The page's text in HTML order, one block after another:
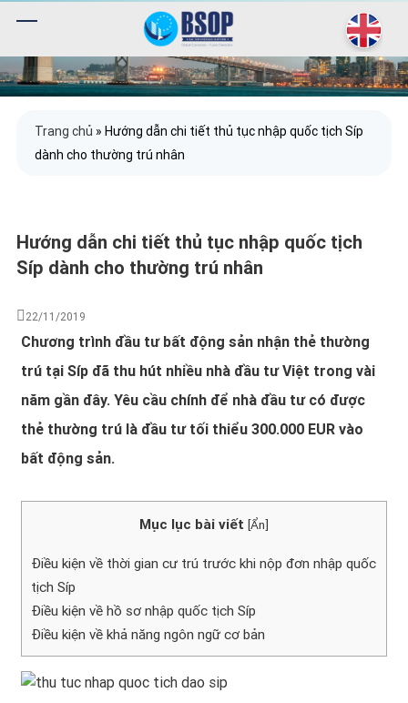
Trang chủ » Hướng dẫn chi tiết thủ tục nhập quốc tịch Síp
dành cho thường trú nhân
Hướng dẫn chi tiết thủ tục nhập quốc tịch
Síp dành cho thường trú nhân
22/11/2019
Chương trình đầu tư bất động sản nhận thẻ thường
trú tại Síp đã thu hút nhiều nhà đầu tư Việt trong vài
năm gần đây. Yêu cầu chính để nhà đầu tư có được
thẻ thường trú là đầu tư tối thiểu 300.000 EUR vào
bất động sản.
Mục lục bài viết [Ẩn]
Điều kiện về thời gian cư trú trước khi nộp đơn nhập quốc
tịch Síp
Điều kiện về hồ sơ nhập quốc tịch Síp
Điều kiện về khả năng ngôn ngữ cơ bản